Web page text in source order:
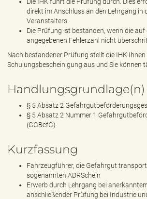
direkt im Anschluss an den Lehrgang in
Veranstalters.
Die Prüfung ist bestanden, wenn die
angegebenen Fehlerzahl nicht
Nach bestandener Prüfung stellt die IHK Ihnen
Schulungsbescheinigung aus und Sie können
Handlungsgrundlage(n)
§ 5 Absatz 2
§ 5 Absatz 2 Nummer 1
(GGBefG)
Kurzfassung
Fahrzeugführer, die Gefahrgut
sogenannten ADRSchein
Erwerb durch Lehrgang bei
anschließender Prüfung bei Industrie